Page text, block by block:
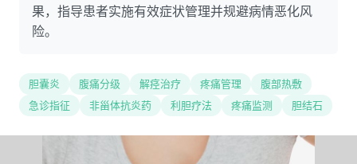
果，指导患者实施有效症状管理并规避病情恶化风
险。
胆囊炎 腹痛分级 解痉治疗 疼痛管理
腹部热敷
急诊指征
非甾体抗炎药 利胆疗法 疼痛监测 胆结石